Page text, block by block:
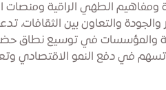
ومفاهيم الطهي الراقية ومنصات
والجودة والتعاون بين الثقافات،
والمؤسسات في توسيع نطاق
في دفع النمو الاقتصادي